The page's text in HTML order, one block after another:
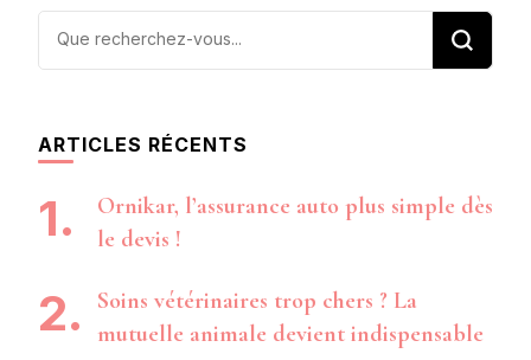
Vous
ARTICLES RÉCENTS
Ornikar, l’assurance auto plus simple dès
le devis !
Soins vétérinaires trop chers ? La
mutuelle animale devient indispensable